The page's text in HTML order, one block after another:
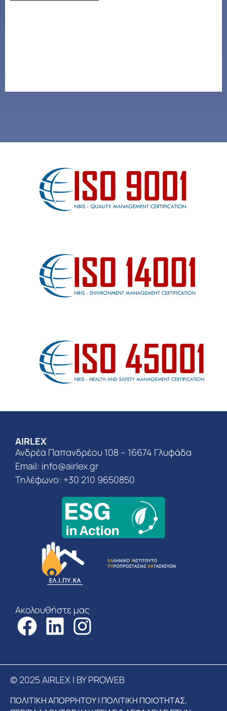
AIRLEX
Ανδρέα Παπανδρέου 108 – 16674 Γλυφάδα
Email: info@airlex.gr
Τηλέφωνο: +30 210 9650850
Ακολουθήστε μας
© 2025 AIRLEX | BY PROWEB
ΠΟΛΙΤΙΚΗ ΑΠΟΡΡΗΤΟΥ| ΠΟΛΙΤΙΚΗ ΠΟΙΟΤΗΤΑΣ,